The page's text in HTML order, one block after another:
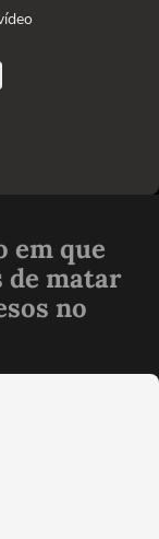
em que
de matar
no